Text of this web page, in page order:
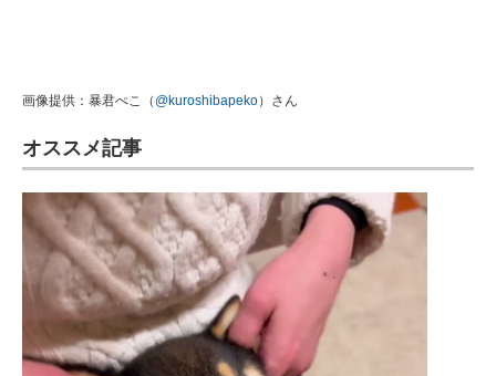
画像提供：暴君ぺこ（ @kuroshibapeko）さん
オススメ記事